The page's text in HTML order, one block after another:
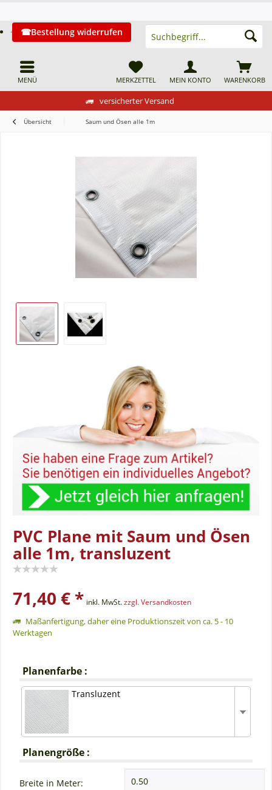
versicherter Versand
MENÜ
Bestellung widerrufen
WARENKORB
MERKZETTEL MEIN KONTO
Übersicht Saum und Ösen alle 1m
PVC Plane mit Saum und Ösen
alle 1m, transluzent
71,40 € * inkl. MwSt.zzgl. Versandkosten
Maßanfertigung, daher eine Produktionszeit von ca. 5 - 10
Werktagen
Planenfarbe :
Transluzent
Planengröße :
Breite in Meter: